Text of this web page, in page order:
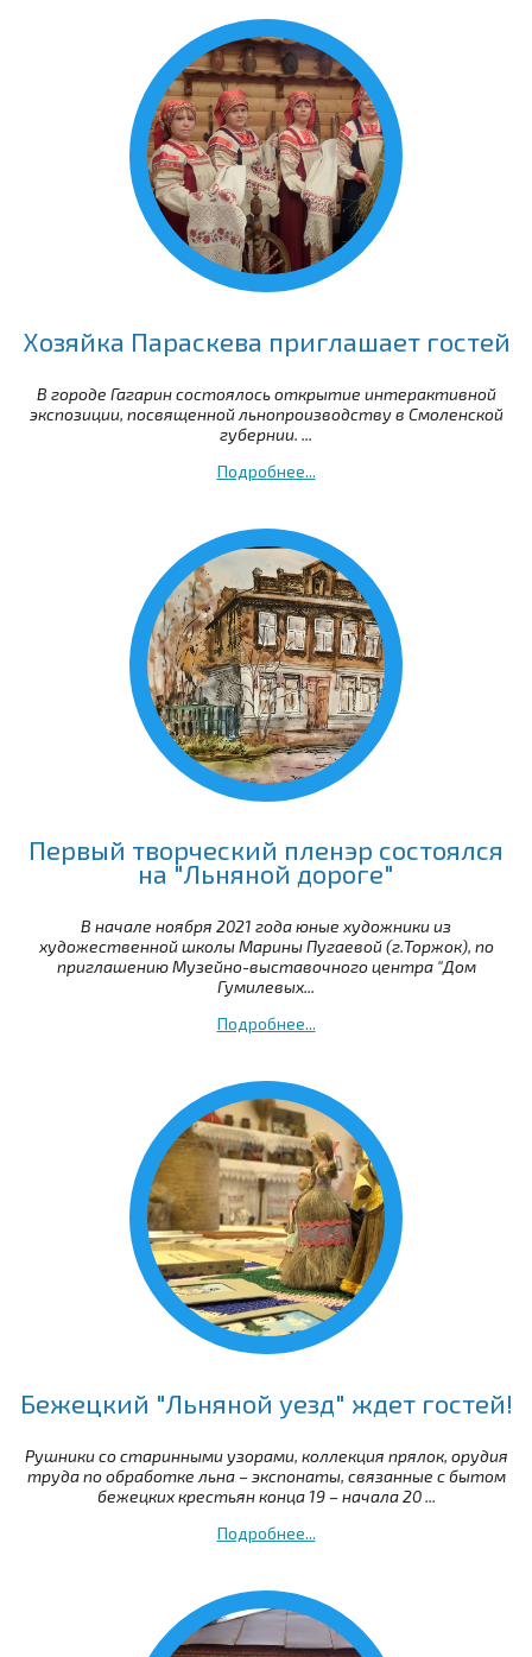
Хозяйка Параскева приглашает гостей
В городе Гагарин состоялось открытие интерактивной
экспозиции, посвященной льнопроизводству в Смоленской
губернии. ...
Подробнее...
Первый творческий пленэр состоялся
на "Льняной дороге"
В начале ноября 2021 года юные художники из
художественной школы Марины Пугаевой (г.Торжок), по
приглашению Музейно-выставочного центра "Дом
Гумилевых...
Подробнее...
Бежецкий "Льняной уезд" ждет гостей!
Рушники со старинными узорами, коллекция прялок, орудия
труда по обработке льна – экспонаты, связанные с бытом
бежецких крестьян конца 19 – начала 20 ...
Подробнее...